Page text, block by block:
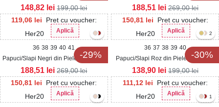
Eralyne
119,06 lei
Pret cu voucher:
Her20
Aplică
148,82 lei 199,00lei
Intoarsa Davla
150,81 lei
Pret cu voucher:
Her20
Aplică
188,51 lei 269,00lei
-29%
36 38 39 40 41
Papuci/Slapi Negri din Piele Ecologica
Intoarsa Davla
150,81 lei
Pret cu voucher:
Her20
Aplică
188,51 lei 269,00lei
-30%
2
36 37 38 39 40
Papuci/Slapi Roz din Piele Ecologica
Intoarsa Cavely
111,12 lei
Pret cu voucher:
Her20
Aplică
138,90 lei 199,00lei
1